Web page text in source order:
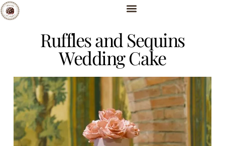
Ruffles and Sequins
Wedding Cake